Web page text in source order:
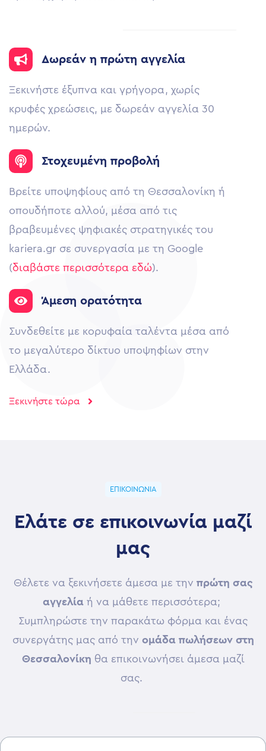
Δωρεάν η πρώτη αγγελία
Ξεκινήστε έξυπνα και γρήγορα, χωρίς
κρυφές χρεώσεις, με δωρεάν αγγελία 30
ημερών.
Στοχευμένη προβολή
Βρείτε υποψηφίους από τη Θεσσαλονίκη ή
οπουδήποτε αλλού, μέσα από τις
βραβευμένες ψηφιακές στρατηγικές του
kariera.gr σε συνεργασία με τη Google
(διαβάστε περισσότερα εδώ).
Άμεση ορατότητα
Συνδεθείτε με κορυφαία ταλέντα μέσα από
το μεγαλύτερο δίκτυο υποψηφίων στην
Ελλάδα.
Ξεκινήστε τώρα
ΕΠΙΚΟΙΝΩΝΙΑ
Ελάτε σε επικοινωνία μαζί
μας
Θέλετε να ξεκινήσετε άμεσα με την πρώτη σας
αγγελία ή να μάθετε περισσότερα;
Συμπληρώστε την παρακάτω φόρμα και ένας
συνεργάτης μας από την ομάδα πωλήσεων στη
Θεσσαλονίκη θα επικοινωνήσει άμεσα μαζί
σας.